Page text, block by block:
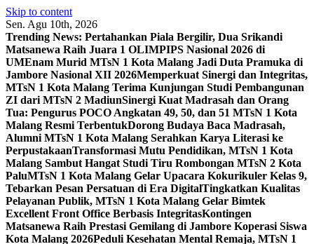
Skip to content
Sen. Agu 10th, 2026
Trending News: Pertahankan Piala Bergilir, Dua Srikandi
Matsanewa Raih Juara 1 OLIMPIPS Nasional 2026 di
UMEnam Murid MTsN 1 Kota Malang Jadi Duta Pramuka di
Jambore Nasional XII 2026Memperkuat Sinergi dan Integritas,
MTsN 1 Kota Malang Terima Kunjungan Studi Pembangunan
ZI dari MTsN 2 MadiunSinergi Kuat Madrasah dan Orang
Tua: Pengurus POCO Angkatan 49, 50, dan 51 MTsN 1 Kota
Malang Resmi TerbentukDorong Budaya Baca Madrasah,
Alumni MTsN 1 Kota Malang Serahkan Karya Literasi ke
PerpustakaanTransformasi Mutu Pendidikan, MTsN 1 Kota
Malang Sambut Hangat Studi Tiru Rombongan MTsN 2 Kota
PaluMTsN 1 Kota Malang Gelar Upacara Kokurikuler Kelas 9,
Tebarkan Pesan Persatuan di Era DigitalTingkatkan Kualitas
Pelayanan Publik, MTsN 1 Kota Malang Gelar Bimtek
Excellent Front Office Berbasis IntegritasKontingen
Matsanewa Raih Prestasi Gemilang di Jambore Koperasi Siswa
Kota Malang 2026Peduli Kesehatan Mental Remaja, MTsN 1